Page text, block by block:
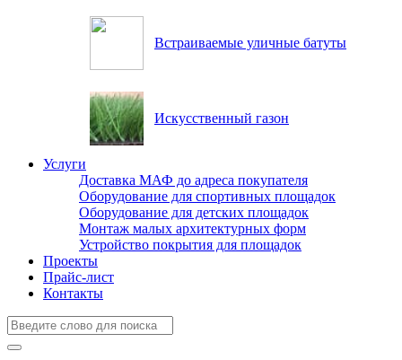
Встраиваемые уличные батуты
Искусственный газон
Услуги
Доставка МАФ до адреса покупателя
Оборудование для спортивных площадок
Оборудование для детских площадок
Монтаж малых архитектурных форм
Устройство покрытия для площадок
Проекты
Прайс-лист
Контакты